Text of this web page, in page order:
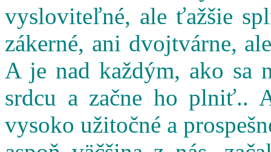
vysloviteľné, ale ťažšie
zákerné, ani dvojtvárne,
A je nad každým, ako sa
srdcu a začne ho plniť..
vysoko užitočné a